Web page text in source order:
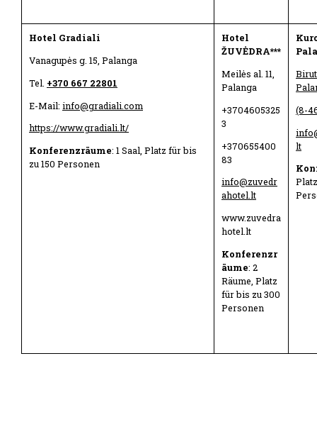
Hotel Gradiali
Vanagupės g. 15, Palanga
Tel. +370 667 22801
E-Mail: info@gradiali.com
https://www.gradiali.lt/
Konferenzräume: 1 Saal, Platz für bis
zu 150 Personen
Hotel
ŽUVĖDRA***
Meilės al. 11,
Palanga
+3704605325
3
+370655400
83
info@zuvedr
ahotel.lt
www.zuvedra
hotel.lt
Konferenzr
äume: 2
Räume, Platz
für bis zu 300
Personen
(8-
lt